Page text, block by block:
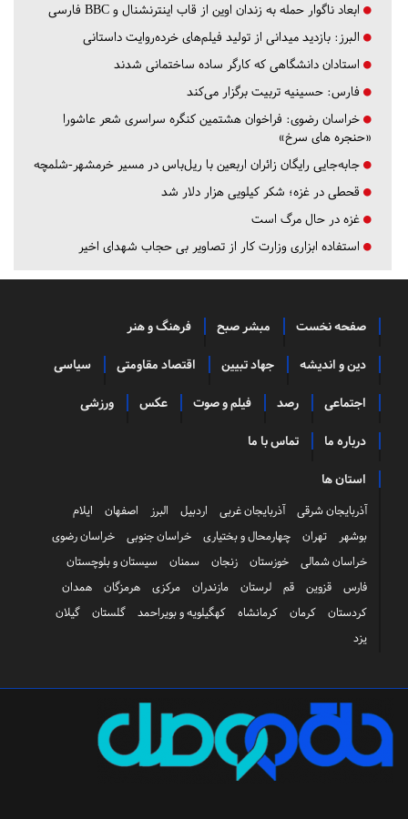
ابعاد ناگوار حمله به زندان اوین از قاب اینترنشنال و BBC فارسی
البرز: بازدید میدانی از تولید فیلم‌های خرده‌روایت داستانی
استادان دانشگاهی که کارگر ساده ساختمانی شدند
فارس: حسینیه تربیت برگزار می‌کند
خراسان رضوی: فراخوان هشتمین کنگره سراسری شعر عاشورا
«حنجره های سرخ»
جابه‌جایی رایگان زائران اربعین با ریل‌باس در مسیر خرمشهر-شلمچه
قحطی در غزه؛ شکر کیلویی هزار دلار شد
غزه در حال مرگ است
استفاده ابزاری وزارت کار از تصاویر بی حجاب شهدای اخیر
صفحه نخست مبشر صبح فرهنگ و هنر
دین و اندیشه جهاد تبیین اقتصاد مقاومتی سیاسی
اجتماعی رصد فیلم و صوت عکس ورزشی
درباره ما تماس با ما
استان ها
آذربایجان شرقی آذربایجان غربی اردبیل البرز اصفهان
ایلام
بوشهر
تهران چهارمحال و بختیاری خراسان جنوبی
خراسان رضوی
خراسان شمالی
خوزستان زنجان سمنان
سیستان و بلوچستان
فارس
قزوین قم لرستان مازندران مرکزی هرمزگان
همدان
کردستان
کرمان کرمانشاه کهگیلویه و بویراحمد گلستان
گیلان
یزد